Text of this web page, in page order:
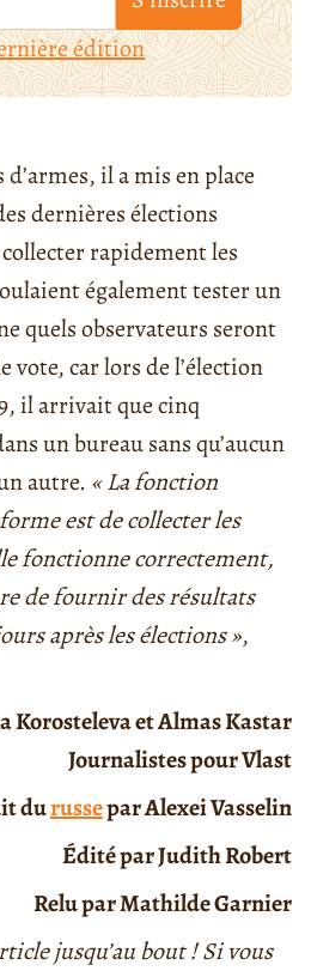
édition
il a mis en place
dernières élections
rapidement les
également tester un
quels observateurs seront
vote, car lors de l’élection
il arrivait que cinq
un bureau sans qu’aucun
autre. « La fonction
est de collecter les
fonctionne correctement,
de fournir des résultats
après les élections »,
Korosteleva et Almas Kastar
Journalistes pour Vlast
durussepar Alexei Vasselin
Édité par Judith Robert
Relu par Mathilde Garnier
jusqu’au bout ! Si vous